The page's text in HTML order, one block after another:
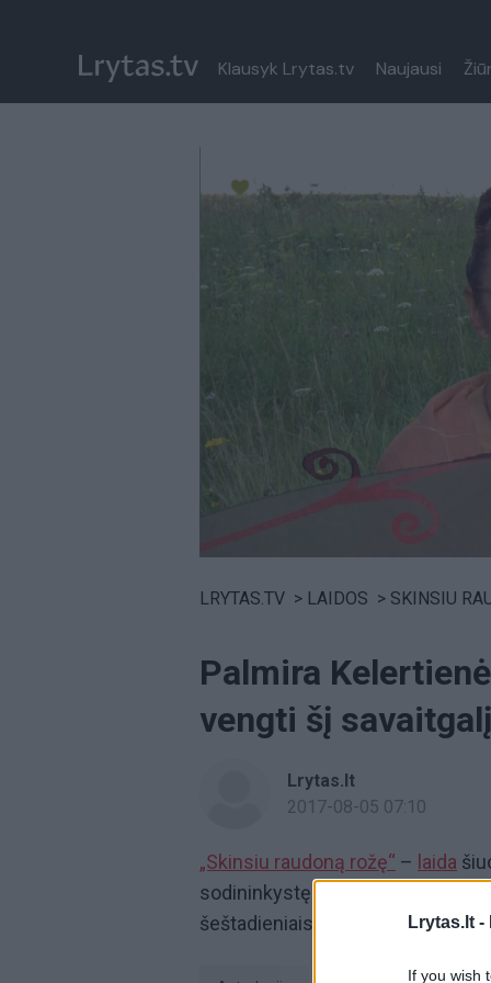
Lrytas.lt -
If you wish
Klausyk Lrytas.tv Naujausi
Paremkite Ukrainą
LRYTAS.TV > LAIDOS > SKINSIU
Palmira
vengti šį savaitgalį
Lrytas.lt
2017-08-05 07:10
„Skinsiu raudoną rožę“ – laida
sodininkystę ir gamtą kaip hobį,
šeštadieniais 9.00 val. per